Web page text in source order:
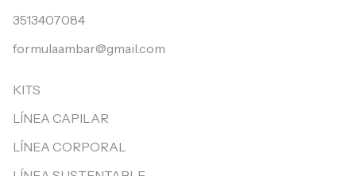
3513407084
formulaambar@gmail.com
KITS
LÍNEA CAPILAR
LÍNEA CORPORAL